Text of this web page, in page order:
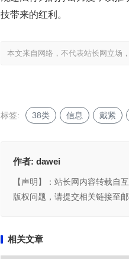
技带来的红利。
本文来自网络，不代表站长网立场
标签: 38类 信息 戴紧
作者: dawei
【声明】：站长网内容转载自
版权问题，请提交相关链接至
相关文章